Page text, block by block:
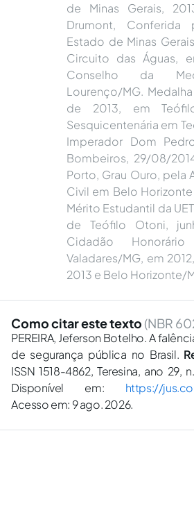
de Minas Gerais,
Drumont,
Estado de Minas
Circuito das Águas,
Conselho da
Lourenço/MG.
de 2013, em
Sesquicentenária em
Imperador Dom
Bombeiros, 29/08/
Porto, Grau Ouro, pela
Civil em Belo
Mérito Estudantil da
de Teófilo Otoni,
Cidadão
Valadares/MG, em
2013 e Belo Horizonte/
Como citar este texto (NBR
PEREIRA, Jeferson Botelho. A
de segurança pública no Brasil.
ISSN 1518-4862, Teresina, ano 29,
Disponível em: https://
Acesso em: 9 ago. 2026.